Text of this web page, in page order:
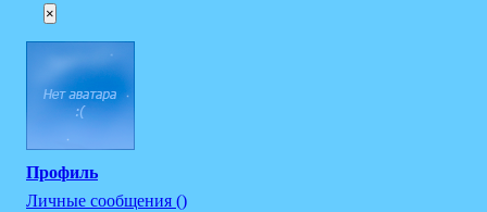
×
Профиль
Личные сообщения ()